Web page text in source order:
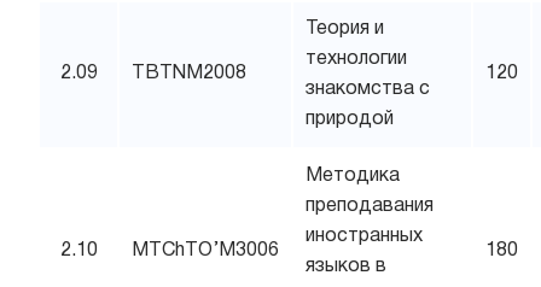
2.09 TBTNM2008
Теория и
технологии
знакомства с
природой
120
2.10 MTChTO’M3006
Методика
преподавания
иностранных
языков в
180